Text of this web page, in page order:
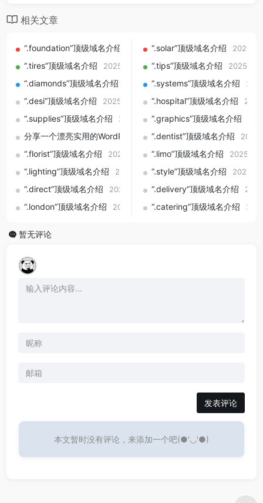
相关文章
“.foundation”顶级域名介绍 2025-09-01“.solar”顶级域名介绍 2025-
“.tires”顶级域名介绍 2025-09-01 “.tips”顶级域名介绍 2025-
“.diamonds”顶级域名介绍 2025-09-01“.systems”顶级域名介绍
“.desi”顶级域名介绍 2025-09-01 “.hospital”顶级域名介绍
“.supplies”顶级域名介绍 2025-09-01“.graphics”顶级域名介绍
分享一个漂亮实用的WordPress附件下载样式美化方案 2025-
“.dentist”顶级域名介绍
“.florist”顶级域名介绍 2025-09-01 “.limo”顶级域名介绍 2025-
“.lighting”顶级域名介绍 2025-09-01“.style”顶级域名介绍 2025-
“.direct”顶级域名介绍 2025-09-01“.delivery”顶级域名介绍
“.london”顶级域名介绍 2025-09-01“.catering”顶级域名介绍
暂无评论
发表评论
本文暂时没有评论，来添加一个吧(●'◡'●)